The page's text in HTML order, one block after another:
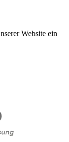
Website ein